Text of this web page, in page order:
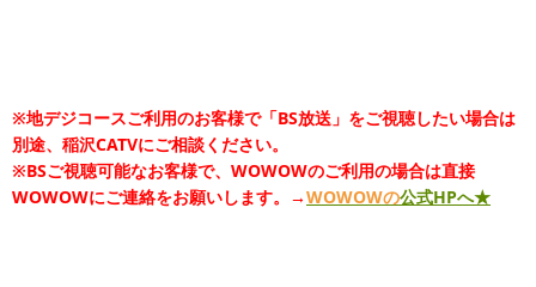
※地デジコースご利用のお客様で「BS放送」をご視聴したい場合は
別途、稲沢CATVにご相談ください。
※BSご視聴可能なお客様で、WOWOWのご利用の場合は直接
WOWOWにご連絡をお願いします。→WOWOWの公式HPへ★